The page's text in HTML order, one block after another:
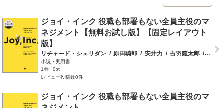
ジョイ・インク 役職も部署もない全員主役のマ
ネジメント【無料お試し版】【固定レイアウト
版】
リチャード・シェリダン / 原田騎郎 / 安井力 / 吉羽龍太郎 / 永瀬
小説・実用書
1巻
0pt
レビュー投稿数0件
ジョイ・インク 役職も部署もない全員主役のマ